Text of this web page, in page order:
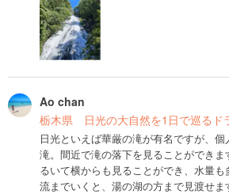
Ao chan
栃木県 日光の大自然を1日で巡るド
日光といえば華厳の滝が有名ですが、
滝。間近で滝の落下を見ることができ
るいて横からも見ることができ、水量
流までいくと、湯の湖の方まで見渡せま